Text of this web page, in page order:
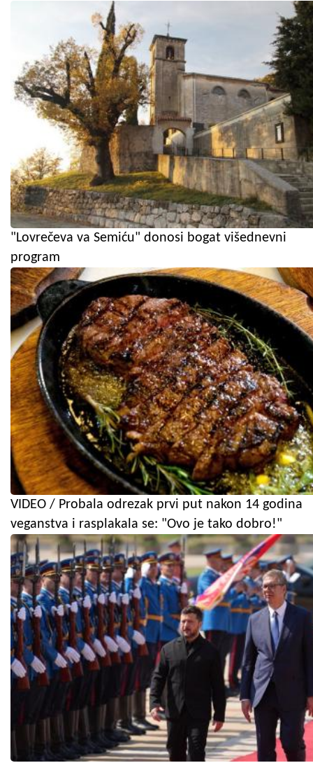
"Lovrečeva va Semiću" donosi bogat višednevni
program
VIDEO / Probala odrezak prvi put nakon 14 godina
veganstva i rasplakala se: "Ovo je tako dobro!"